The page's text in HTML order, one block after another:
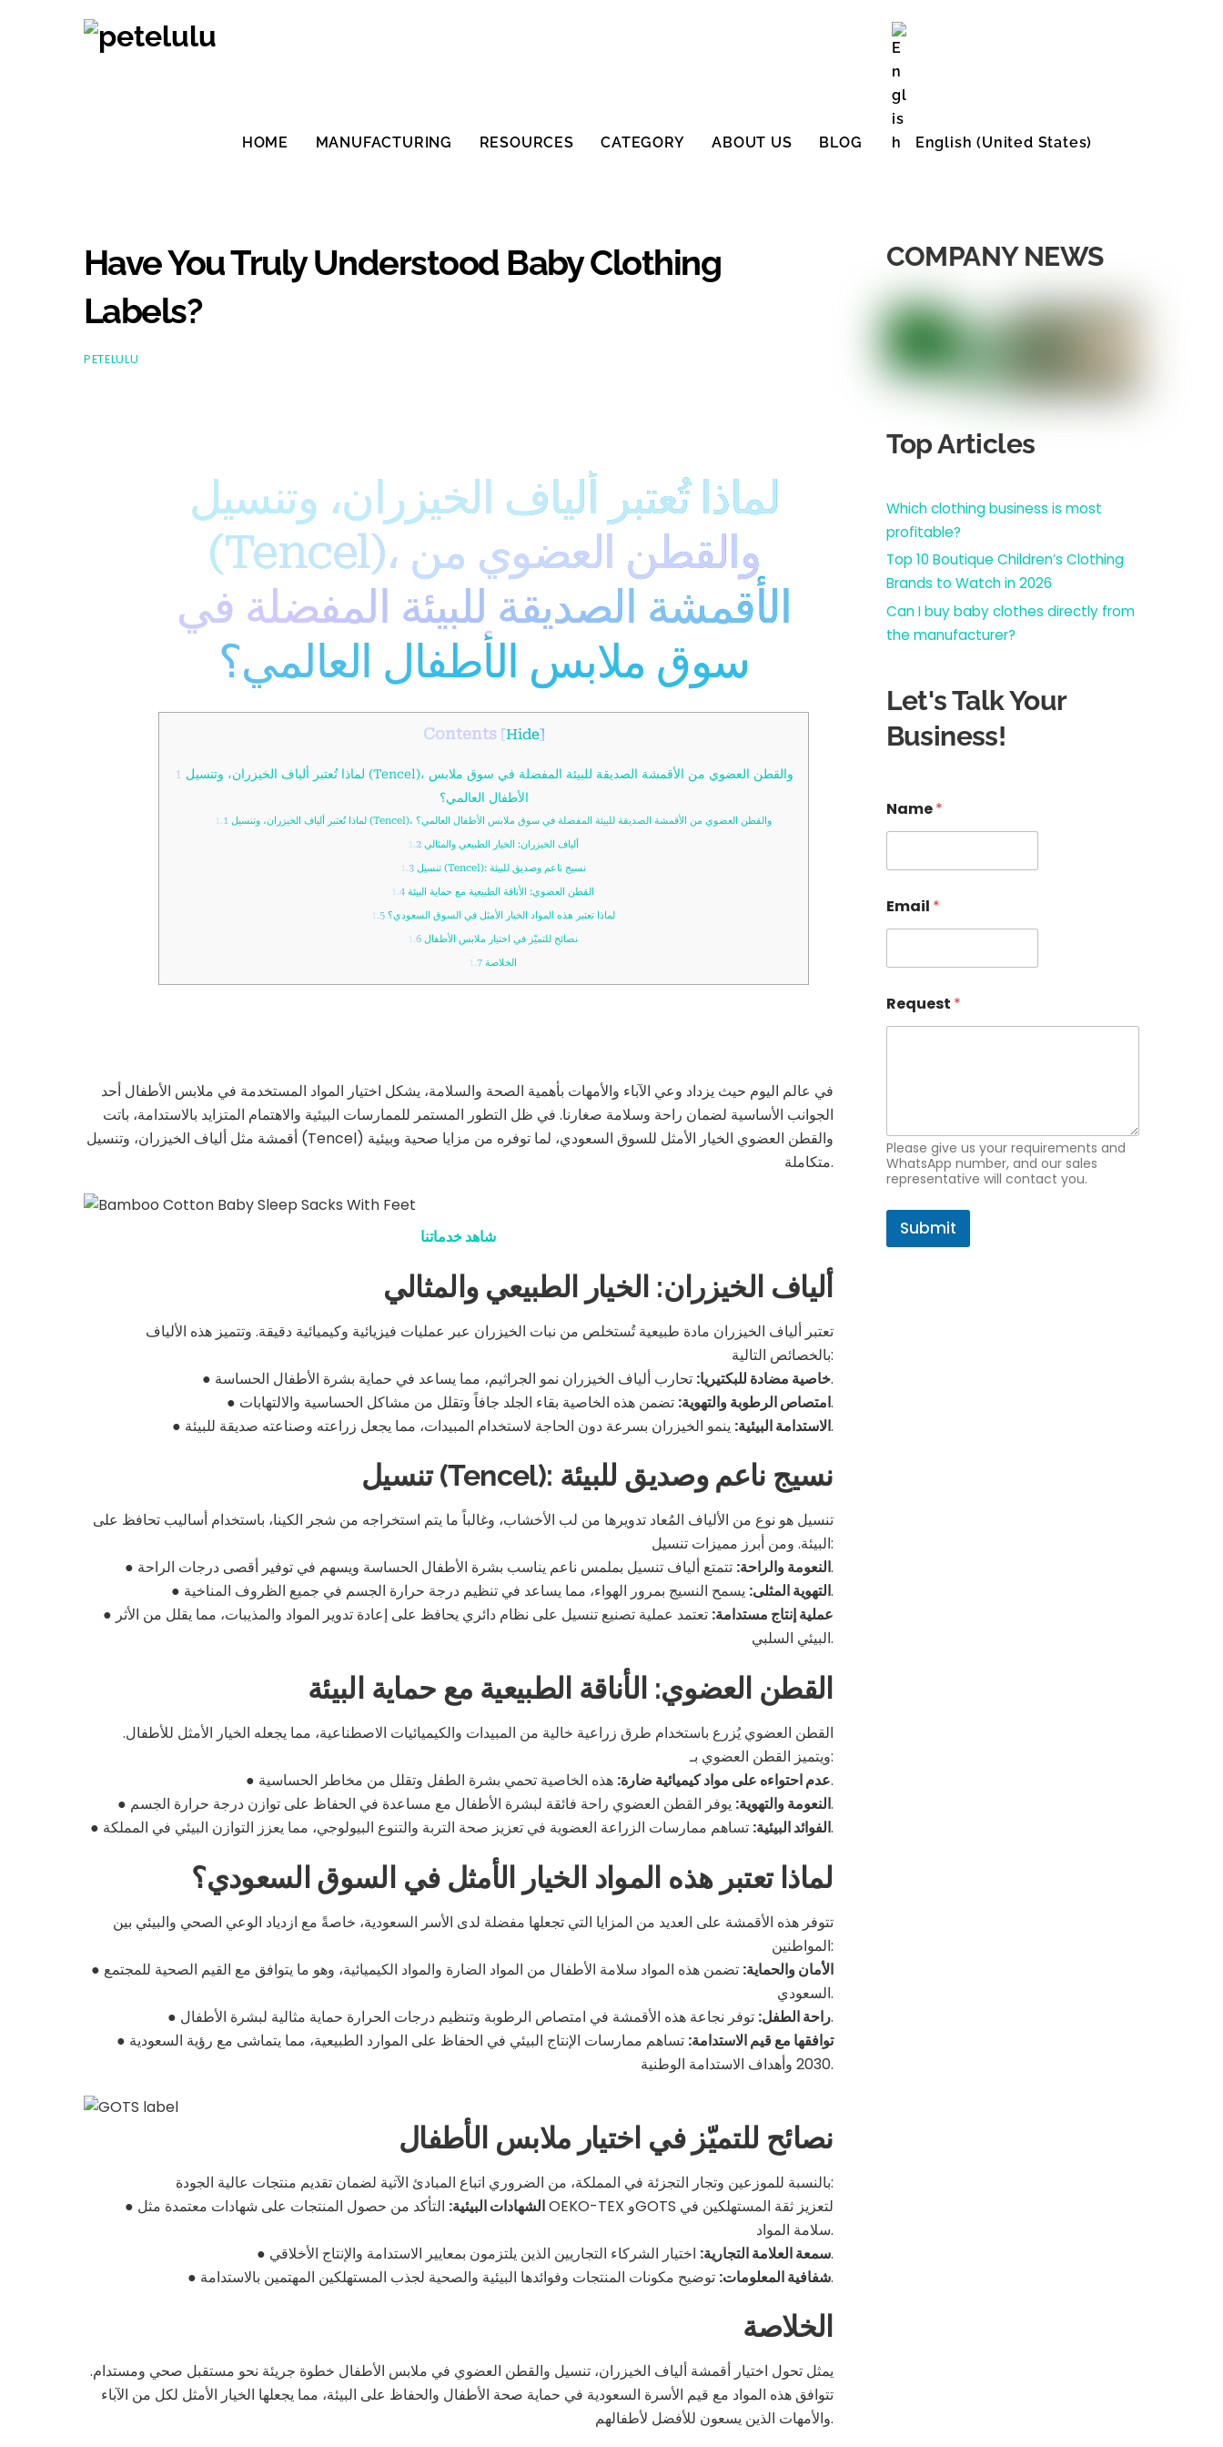
HOME MANUFACTURING RESOURCES CATEGORY ABOUT US BLOG English (United States)
Have You Truly Understood Baby Clothing
Labels?
PETELULU
لماذا تُعتبر ألياف الخيزران، وتنسيل
(Tencel)، والقطن العضوي من
الأقمشة الصديقة للبيئة المفضلة في
سوق ملابس الأطفال العالمي؟
Contents [Hide]
1
الأطفال العالمي؟
1.1
لماذا تُعتبر ألياف الخيزران، وتنسيل (Tencel)، والقطن العضوي من الأقمشة الصديقة للبيئة المفضلة في سوق ملابس الأطفال العالمي؟
1.2 ألياف الخيزران: الخيار الطبيعي والمثالي
1.3
تنسيل (Tencel): نسيج ناعم وصديق للبيئة
1.4 القطن العضوي: الأناقة الطبيعية مع حماية البيئة
1.5 لماذا تعتبر هذه المواد الخيار الأمثل في السوق السعودي؟
1.6 نصائح للتميّز في اختيار ملابس الأطفال
1.7 الخلاصة
في عالم اليوم حيث يزداد وعي الآباء والأمهات بأهمية الصحة والسلامة، يشكل اختيار المواد المستخدمة في ملابس الأطفال أحد
الجوانب الأساسية لضمان راحة وسلامة صغارنا. في ظل التطور المستمر للممارسات البيئية والاهتمام المتزايد بالاستدامة، باتت
أقمشة مثل ألياف الخيزران، وتنسيل (Tencel) والقطن العضوي الخيار الأمثل للسوق السعودي، لما توفره من مزايا صحية وبيئية
متكاملة.
شاهد خدماتنا
ألياف الخيزران: الخيار الطبيعي والمثالي
تعتبر ألياف الخيزران مادة طبيعية تُستخلص من نبات الخيزران عبر عمليات فيزيائية وكيميائية دقيقة. وتتميز هذه الألياف
بالخصائص التالية:
●
خاصية مضادة للبكتيريا:تحارب ألياف الخيزران نمو الجراثيم، مما يساعد في حماية بشرة الأطفال الحساسة.
●
امتصاص الرطوبة والتهوية:تضمن هذه الخاصية بقاء الجلد جافاً وتقلل من مشاكل الحساسية والالتهابات.
●
الاستدامة البيئية:ينمو الخيزران بسرعة دون الحاجة لاستخدام المبيدات، مما يجعل زراعته وصناعته صديقة للبيئة.
تنسيل (Tencel): نسيج ناعم وصديق للبيئة
تنسيل هو نوع من الألياف المُعاد تدويرها من لب الأخشاب، وغالباً ما يتم استخراجه من شجر الكينا، باستخدام أساليب تحافظ على
البيئة. ومن أبرز مميزات تنسيل:
●
النعومة والراحة:تتمتع ألياف تنسيل بملمس ناعم يناسب بشرة الأطفال الحساسة ويسهم في توفير أقصى درجات الراحة.
●
التهوية المثلى:يسمح النسيج بمرور الهواء، مما يساعد في تنظيم درجة حرارة الجسم في جميع الظروف المناخية.
●
عملية إنتاج مستدامة: تعتمد عملية تصنيع تنسيل على نظام دائري يحافظ على إعادة تدوير المواد والمذيبات، مما يقلل من الأثر
البيئي السلبي.
القطن العضوي: الأناقة الطبيعية مع حماية البيئة
القطن العضوي يُزرع باستخدام طرق زراعية خالية من المبيدات والكيميائيات الاصطناعية، مما يجعله الخيار الأمثل للأطفال.
ويتميز القطن العضوي بـ:
●
عدم احتواءه على مواد كيميائية ضارة:هذه الخاصية تحمي بشرة الطفل وتقلل من مخاطر الحساسية.
●
النعومة والتهوية:يوفر القطن العضوي راحة فائقة لبشرة الأطفال مع مساعدة في الحفاظ على توازن درجة حرارة الجسم.
●
الفوائد البيئية:تساهم ممارسات الزراعة العضوية في تعزيز صحة التربة والتنوع البيولوجي، مما يعزز التوازن البيئي في المملكة.
لماذا تعتبر هذه المواد الخيار الأمثل في السوق السعودي؟
تتوفر هذه الأقمشة على العديد من المزايا التي تجعلها مفضلة لدى الأسر السعودية، خاصةً مع ازدياد الوعي الصحي والبيئي بين
المواطنين:
●
الأمان والحماية: تضمن هذه المواد سلامة الأطفال من المواد الضارة والمواد الكيميائية، وهو ما يتوافق مع القيم الصحية للمجتمع
السعودي.
●
راحة الطفل:توفر نجاعة هذه الأقمشة في امتصاص الرطوبة وتنظيم درجات الحرارة حماية مثالية لبشرة الأطفال.
●
توافقها مع قيم الاستدامة: تساهم ممارسات الإنتاج البيئي في الحفاظ على الموارد الطبيعية، مما يتماشى مع رؤية السعودية
2030 وأهداف الاستدامة الوطنية.
نصائح للتميّز في اختيار ملابس الأطفال
بالنسبة للموزعين وتجار التجزئة في المملكة، من الضروري اتباع المبادئ الآتية لضمان تقديم منتجات عالية الجودة:
●
الشهادات البيئية: التأكد من حصول المنتجات على شهادات معتمدة مثل OEKO-TEX وGOTS لتعزيز ثقة المستهلكين في
سلامة المواد.
●
سمعة العلامة التجارية:اختيار الشركاء التجاريين الذين يلتزمون بمعايير الاستدامة والإنتاج الأخلاقي.
●
شفافية المعلومات:توضيح مكونات المنتجات وفوائدها البيئية والصحية لجذب المستهلكين المهتمين بالاستدامة.
الخلاصة
يمثل تحول اختيار أقمشة ألياف الخيزران، تنسيل والقطن العضوي في ملابس الأطفال خطوة جريئة نحو مستقبل صحي ومستدام.
تتوافق هذه المواد مع قيم الأسرة السعودية في حماية صحة الأطفال والحفاظ على البيئة، مما يجعلها الخيار الأمثل لكل من الآباء
والأمهات الذين يسعون للأفضل لأطفالهم.
COMPANY NEWS
Top Articles
Which clothing business is most
profitable?
Top 10 Boutique Children’s Clothing
Brands to Watch in 2026
Can I buy baby clothes directly from
the manufacturer?
Let's Talk Your
Business!
Name*
e
q
e
t
E
m
m
e
Email *
Request *
Please give us your requirements and
WhatsApp number, and our sales
representative will contact you.
Submit